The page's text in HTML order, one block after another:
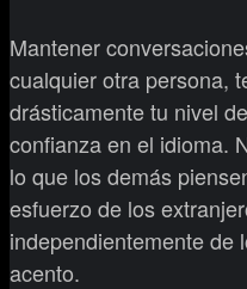
Mantener
cualquier otra persona,
drásticamente tu nivel
confianza en el idioma.
lo que los demás
esfuerzo de los
independientemente de
acento.